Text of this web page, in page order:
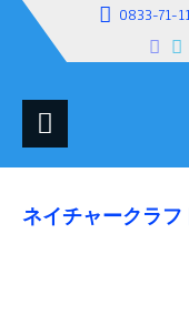
0833-71-
ネイチャークラフ